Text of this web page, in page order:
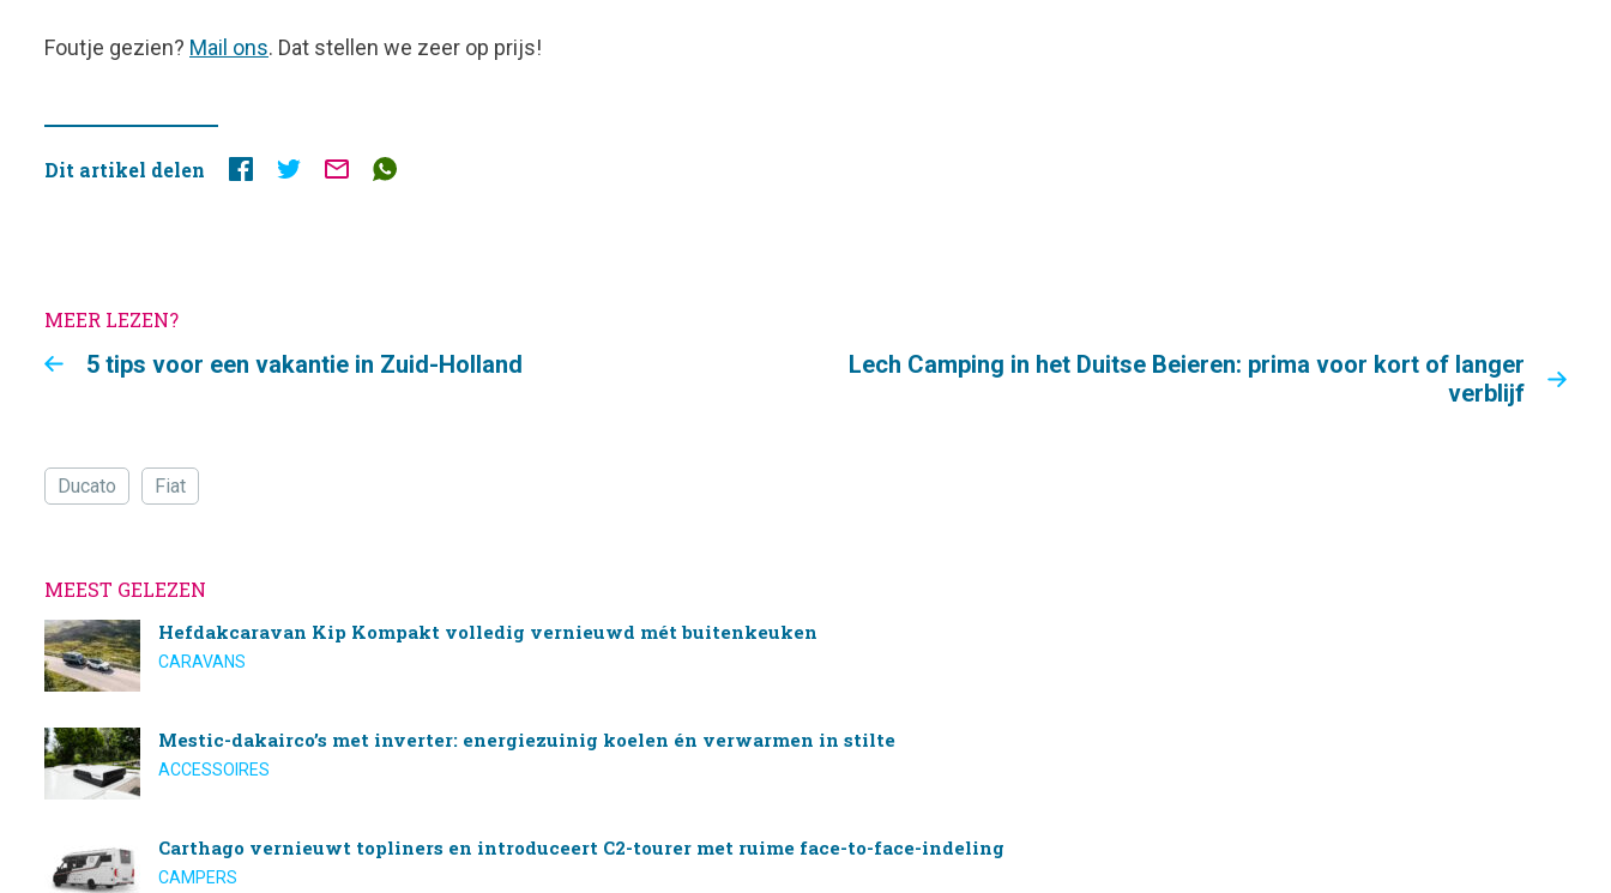
FOUTJE
Foutje gezien? Mail ons. Dat stellen we zeer op prijs!
Dit artikel delen
MEER LEZEN?
5 tips voor een vakantie in Zuid-Holland
Lech Camping in het Duitse Beieren: prima voor kort of langer
verblijf
Ducato Fiat
MEEST GELEZEN
Hefdakcaravan Kip Kompakt volledig vernieuwd mét buitenkeuken
CARAVANS
Mestic-dakairco’s met inverter: energiezuinig koelen én verwarmen in stilte
ACCESSOIRES
Carthago vernieuwt topliners en introduceert C2-tourer met ruime face-to-face-indeling
CAMPERS